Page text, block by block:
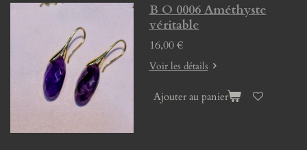
B O 0006 Améthyste
véritable
16,00 €
Voir les détails
Ajouter au panier